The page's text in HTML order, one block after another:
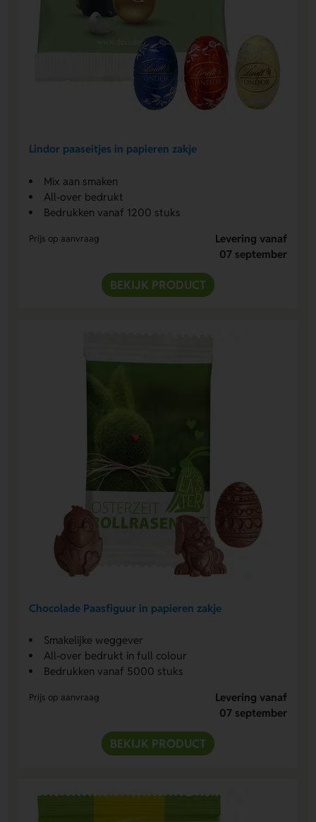
Lindor paaseitjes in papieren zakje
Mix aan smaken
All-over bedrukt
Bedrukken vanaf 1200 stuks
Prijs op aanvraag
Levering vanaf
07 september
BEKIJK PRODUCT
Chocolade Paasfiguur in papieren zakje
Smakelijke weggever
All-over bedrukt in full colour
Bedrukken vanaf 5000 stuks
Prijs op aanvraag
Levering vanaf
07 september
BEKIJK PRODUCT